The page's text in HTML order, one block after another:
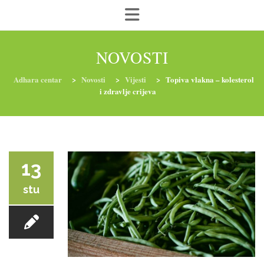
PROGRAMI PREHRANE PRIRODNO MRŠAVLJENJE
YOGA I TRENINZI
NOVOSTI
Adhara centar > Novosti > Vijesti > Topiva vlakna – kolesterol
i zdravlje crijeva
13
stu